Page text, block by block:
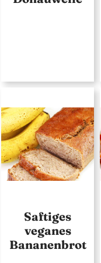
Saftiges
veganes
Bananenbrot